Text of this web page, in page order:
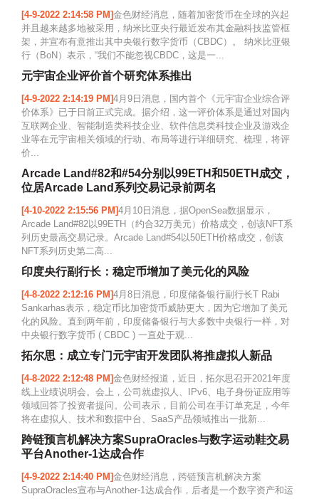
[4-9-2022 2:14:58 PM]金色财经消息，随着加密货币在全球的兴起
并且越来越多地被采用，纳米比亚央行最近发布其金融科技监管框
架，并宣布有意推出其中央银行数字货币（CBDC）。 纳米比亚银
行（BoN）表示，“我们不能忽视CBDC，这是一...
元宇宙企业评价首个研究体系推出
[4-9-2022 2:14:19 PM]4月9日消息，国内首个《元宇宙企业综合评
价体系》已于日前正式完成。据介绍，这一评价体系是通过对国内
互联网企业、智能制造类科技企业、软件信息类科技企业及游戏企
业等在元宇宙相关领域的行动、布局等进行详细研究、梳理，将评
价...
Arcade Land#82和#54分别以99ETH和50ETH成交，
位居Arcade Land系列交易记录前两名
[4-10-2022 2:15:56 PM]4月10日消息，据OpenSea数据显示，
Arcade Land#82以99ETH（约合32万美元）价格成交，创该NFT系
列历史最高交易记录。Arcade Land#54以50ETH价格成交，创该
NFT系列历史第二高...
印度央行副行长：稳定币增加了美元化的风险
[4-8-2022 2:12:16 PM]4月8日消息，印度储备银行副行长T Rabi
Sankarhas表示，稳定币比加密货币威胁更大，因为它增加了美元
化的风险。直到两年前，印度储备银行与大多数中央银行一样，对
中央银行数字货币 ( CBDC ) 一直处于观...
拓尔思：成立专门元宇宙开发团队将推虚拟人新品
[4-8-2022 2:12:48 PM]金色财经报道，近日，拓尔思召开2021年度
线上业绩说明会。会上，公司就虚拟人、IPv6、电子身份证应用等
领域回答了投资者提问。公司表示，目前公司在手订单充足，今年
将在虚拟人、技术和数据中台、SaaS产品领域推出一批新...
跨链预言机解决方案SupraOracles与数字运动鞋交易
平台Another-1达成合作
[4-9-2022 2:14:40 PM]金色财经消息，跨链预言机解决方案
SupraOracles宣布与Another-1达成合作，后者是一个数字资产和运